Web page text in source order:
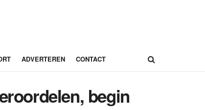
ADVERTEREN CONTACT
begin